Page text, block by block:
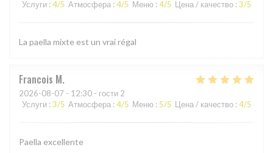
Услуги : 4/5 Атмосфера : 4/5 Меню : 4/5 Цена / качество : 3/5
La paella mixte est un vrai régal
Francois M
2026-08-07 - 12:30 - гости 2
Услуги : 3/5 Атмосфера : 4/5 Меню : 5/5 Цена / качество : 4/5
Paella excellente